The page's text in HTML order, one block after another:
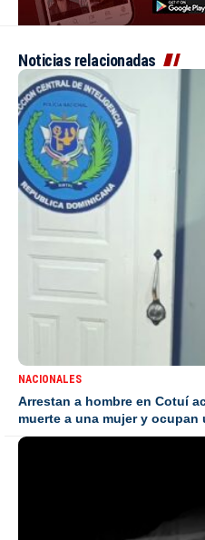
Noticias relacionadas
NACIONALES
Arrestan a hombre en Cotuí
muerte a una mujer y ocupan